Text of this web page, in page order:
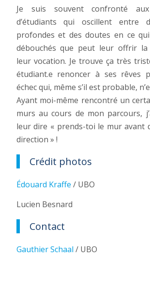
Je suis souvent confronté aux
d’étudiants qui oscillent entre
profondes et des doutes en ce
débouchés que peut leur offrir
leur vocation. Je trouve ça très
étudiant.e renoncer à ses rêves
échec qui, même s’il est probable,
Ayant moi-même rencontré un
murs au cours de mon parcours,
leur dire « prends-toi le mur avant
direction » !
Crédit photos
Édouard Kraffe / UBO
Lucien Besnard
Contact
Gauthier Schaal/ UBO